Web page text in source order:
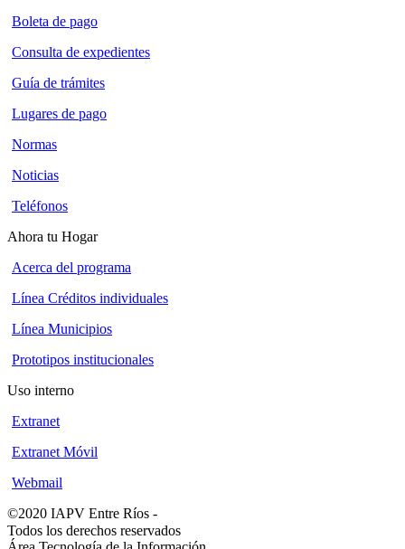
Boleta de pago
Consulta de expedientes
Guía de trámites
Lugares de pago
Normas
Noticias
Teléfonos
Ahora tu Hogar
Acerca del programa
Línea Créditos individuales
Línea Municipios
Prototipos institucionales
Uso interno
Extranet
Extranet Móvil
Webmail
©2020 IAPV Entre Ríos -
Todos los derechos reservados